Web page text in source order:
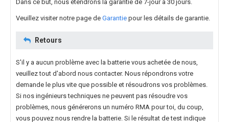
Dans ce but, nous étendrons la garantie de 7-jour à 30 jours.
Veuillez visiter notre page de Garantie pour les détails de garantie.
Retours
S'il y a aucun problème avec la batterie vous achetée de nous,
veuillez tout d'abord nous contacter. Nous répondrons votre
demande le plus vite que possible et résoudrons vos problèmes.
Si nos ingénieurs techniques ne peuvent pas résoudre vos
problèmes, nous générerons un numéro RMA pour toi, du coup,
vous pouvez nous rendre la batterie. Si le résultat de test indique